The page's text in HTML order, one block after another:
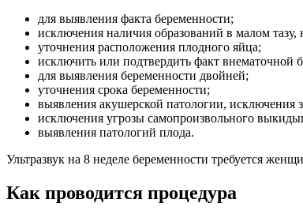
для выявления факта беременности;
исключения наличия образований в малом
уточнения расположения плодного яйца;
исключить или подтвердить факт внематочной
для выявления беременности двойней;
уточнения срока беременности;
выявления акушерской патологии, исключения
исключения угрозы самопроизвольного
выявления патологий плода.
Ультразвук на 8 неделе беременности требуется
Как проводится процедура